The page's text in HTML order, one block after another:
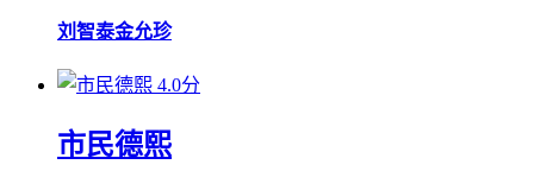
刘智泰金允珍
4.0分
市民德熙